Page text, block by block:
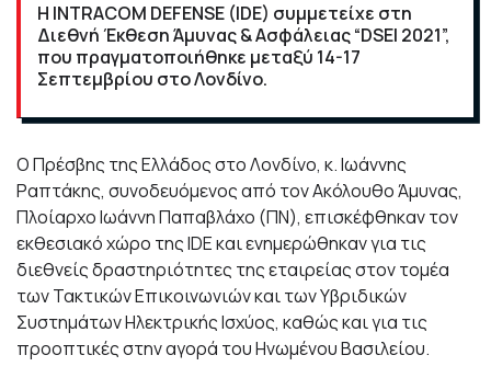
H INTRACOM DEFENSE (IDE) συμμετείχε στη
Διεθνή Έκθεση Άμυνας & Ασφάλειας “DSEI 2021”,
που πραγματοποιήθηκε μεταξύ 14-17
Σεπτεμβρίου στο Λονδίνο.
Ο Πρέσβης της Ελλάδος στο Λονδίνο, κ. Ιωάννης
Ραπτάκης, συνοδευόμενος από τον Ακόλουθο Άμυνας,
Πλοίαρχο Ιωάννη Παπαβλάχο (ΠΝ), επισκέφθηκαν τον
εκθεσιακό χώρο της IDE και ενημερώθηκαν για τις
διεθνείς δραστηριότητες της εταιρείας στον τομέα
των Τακτικών Επικοινωνιών και των Υβριδικών
Συστημάτων Ηλεκτρικής Ισχύος, καθώς και για τις
προοπτικές στην αγορά του Ηνωμένου Βασιλείου.